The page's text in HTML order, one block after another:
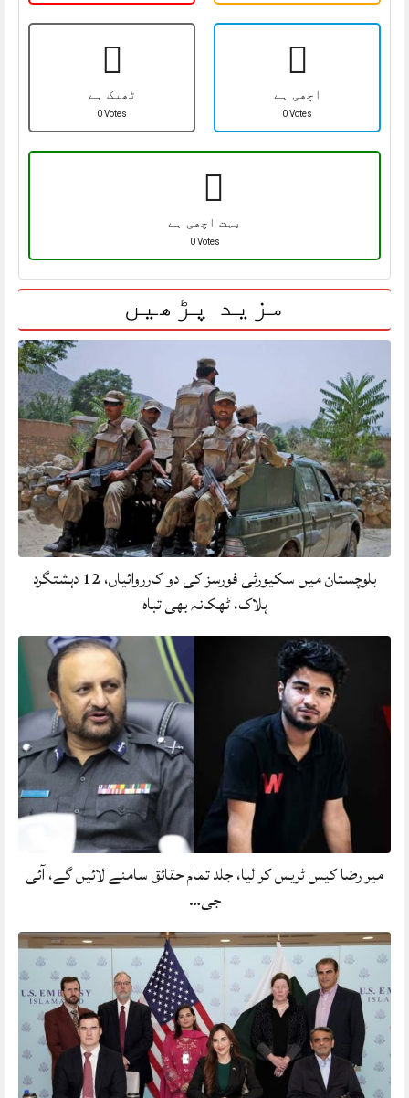
ٹھیک ہے
0 Votes
اچھی ہے
0 Votes
بہت اچھی ہے
0 Votes
مزید پڑھیں
بلوچستان میں سکیورٹی فورسز کی دو کارروائیاں، 12 دہشتگرد
ہلاک، ٹھکانہ بھی تباہ
میر رضا کیس ٹریس کر لیا، جلد تمام حقائق سامنے لائیں گے، آئی
جی…